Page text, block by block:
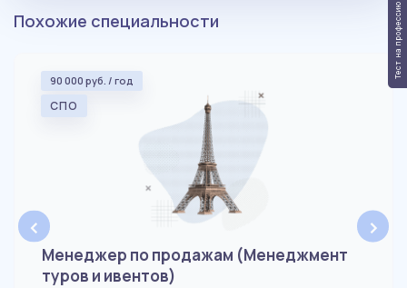
Похожие специальности
‹
90 000 руб. / год
СПО
Менеджер по продажам (Менеджмент
туров и ивентов)
›
Тест на профессию